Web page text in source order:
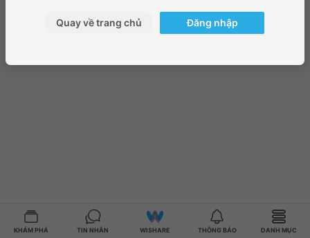
KHÁM PHÁ TIN NHẮN WISHARE THÔNG BÁO DANH MỤC
Quay về trang chủ Đăng nhập